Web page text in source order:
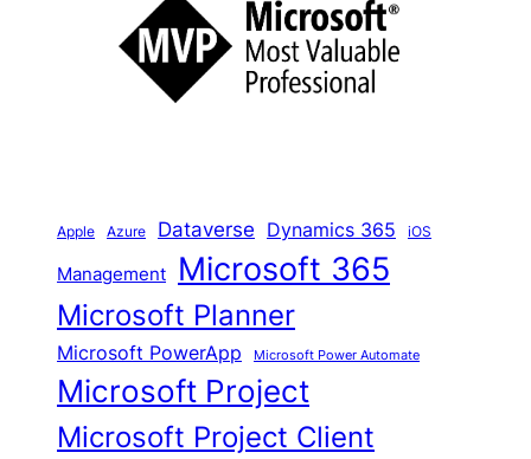
Apple Azure Dataverse Dynamics 365 iOS
Management Microsoft 365
Microsoft Planner
Microsoft PowerApp Microsoft Power Automate
Microsoft Project
Microsoft Project Client